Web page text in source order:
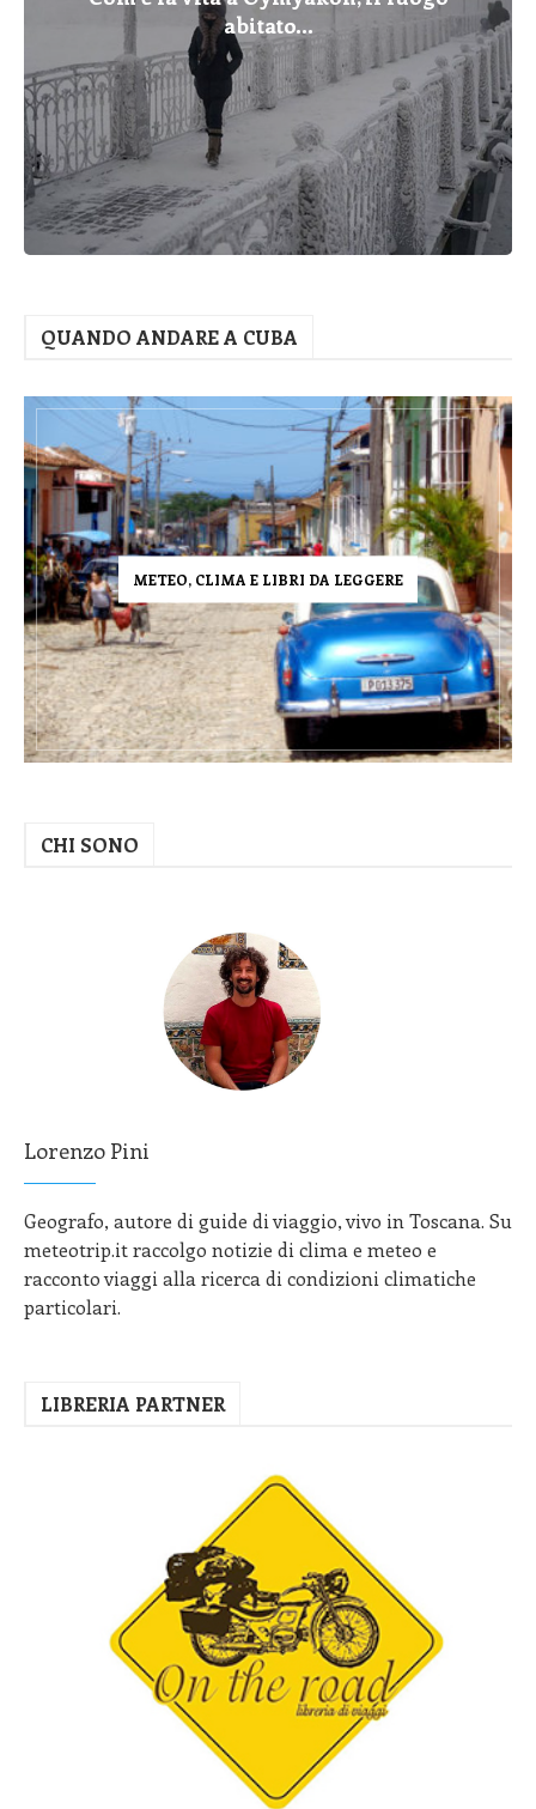
abitato...
QUANDO ANDARE A CUBA
METEO, CLIMA E LIBRI DA LEGGERE
CHI SONO
Lorenzo Pini
Geografo, autore di guide di viaggio, vivo in Toscana. Su
meteotrip.it raccolgo notizie di clima e meteo e
racconto viaggi alla ricerca di condizioni climatiche
particolari.
LIBRERIA PARTNER